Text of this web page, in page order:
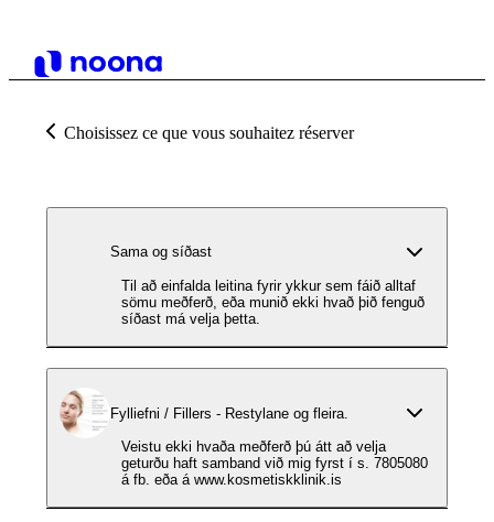
Choisissez ce que vous souhaitez réserver
Sama og síðast
Til að einfalda leitina fyrir ykkur sem fáið alltaf
sömu meðferð, eða munið ekki hvað þið fenguð
síðast má velja þetta.
Fylliefni / Fillers - Restylane og fleira.
Veistu ekki hvaða meðferð þú átt að velja
geturðu haft samband við mig fyrst í s. 7805080
á fb. eða á www.kosmetiskklinik.is